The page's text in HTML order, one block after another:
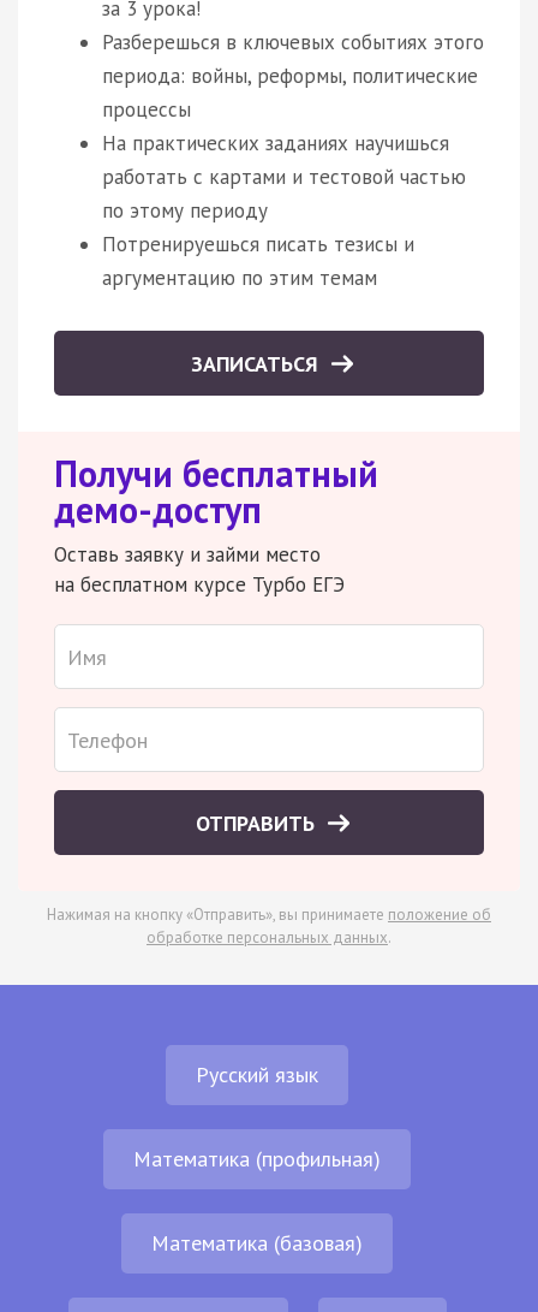
за 3 урока!
Разберешься в ключевых событиях этого
периода: войны, реформы, политические
процессы
На практических заданиях научишься
работать с картами и тестовой частью
по этому периоду
Потренируешься писать тезисы и
аргументацию по этим темам
ЗАПИСАТЬСЯ
Получи бесплатный
демо-доступ
Оставь заявку и займи место
на бесплатном курсе Турбо ЕГЭ
ОТПРАВИТЬ
Нажимая на кнопку «Отправить», вы принимаете положение об
обработке персональных данных.
Русский язык
Математика (профильная)
Математика (базовая)